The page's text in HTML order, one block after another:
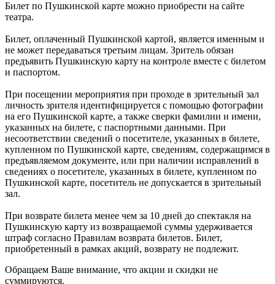
Билет по Пушкинской карте можно приобрести на сайте
театра.
Билет, оплаченный Пушкинской картой, является именным и
не может передаваться третьим лицам. Зритель обязан
предъявить Пушкинскую карту на контроле вместе с билетом
и паспортом.
При посещении мероприятия при проходе в зрительный зал
личность зрителя идентифицируется с помощью фотографии
на его Пушкинской карте, а также сверки фамилии и имени,
указанных на билете, с паспортными данными. При
несоответствии сведений о посетителе, указанных в билете,
купленном по Пушкинской карте, сведениям, содержащимся в
предъявляемом документе, или при наличии исправлений в
сведениях о посетителе, указанных в билете, купленном по
Пушкинской карте, посетитель не допускается в зрительный
зал.
При возврате билета менее чем за 10 дней до спектакля на
Пушкинскую карту из возвращаемой суммы удерживается
штраф согласно Правилам возврата билетов. Билет,
приобретенный в рамках акций, возврату не подлежит.
Обращаем Ваше внимание, что акции и скидки не
суммируются.